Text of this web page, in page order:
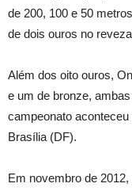
de 200, 100 e 50
de dois ouros no
Além dos oito ouros,
e um de bronze,
campeonato
Brasília (DF).
Em novembro de